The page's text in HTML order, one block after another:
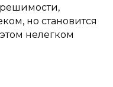
но становится
нелегком